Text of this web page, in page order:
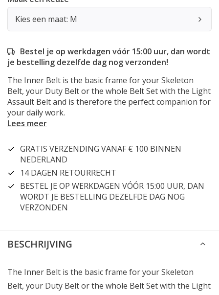
Kies een maat: M
Bestel je op werkdagen vóór 15:00 uur, dan wordt
je bestelling dezelfde dag nog verzonden!
The Inner Belt is the basic frame for your Skeleton
Belt, your Duty Belt or the whole Belt Set with the Light
Assault Belt and is therefore the perfect companion for
your daily work.
Lees meer
GRATIS VERZENDING VANAF € 100 BINNEN
NEDERLAND
14 DAGEN RETOURRECHT
BESTEL JE OP WERKDAGEN VÓÓR 15:00 UUR, DAN
WORDT JE BESTELLING DEZELFDE DAG NOG
VERZONDEN
BESCHRIJVING
The Inner Belt is the basic frame for your Skeleton
Belt, your Duty Belt or the whole Belt Set with the Light